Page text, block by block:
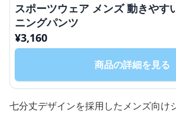
スポーツウェア メンズ 動きやす
ニングパンツ
¥3,160
商品の詳細を見る
七分丈デザインを採用したメンズ向け